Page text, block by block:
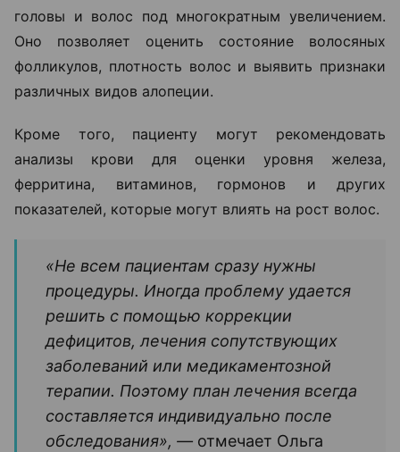
головы и волос под многократным увеличением.
Оно позволяет оценить состояние волосяных
фолликулов, плотность волос и выявить признаки
различных видов алопеции.
Кроме того, пациенту могут рекомендовать
анализы крови для оценки уровня железа,
ферритина, витаминов, гормонов и других
показателей, которые могут влиять на рост волос.
«Не всем пациентам сразу нужны
процедуры. Иногда проблему удается
решить с помощью коррекции
дефицитов, лечения сопутствующих
заболеваний или медикаментозной
терапии. Поэтому план лечения всегда
составляется индивидуально после
обследования», — отмечает Ольга